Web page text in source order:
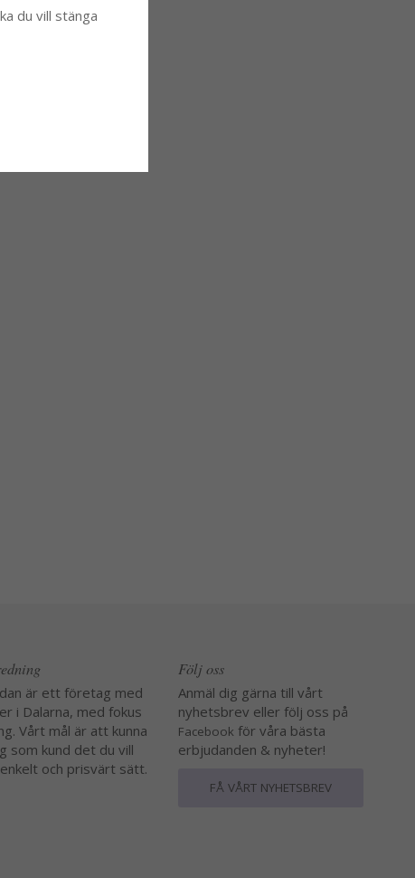
är ett företag med
i Dalarna, med fokus
Vårt mål är att kunna
som kund det du vill
och prisvärt sätt.
Följ oss
Anmäl dig gärna till vårt
nyhetsbrev eller följ oss på
Facebook för våra bästa
erbjudanden & nyheter!
FÅ VÅRT NYHETSBREV
du vill stänga